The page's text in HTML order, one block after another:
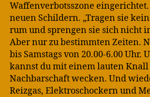
Waffenverbotsszone
neuen Schildern. „Tragen sie
rum und sprengen sie sich nicht
Aber nur zu bestimmten Zeiten.
bis Samstags von 20.00-6.00 Uhr.
kannst du mit einem lauten
Nachbarschaft wecken. Und
Reizgas, Elektroschockern und